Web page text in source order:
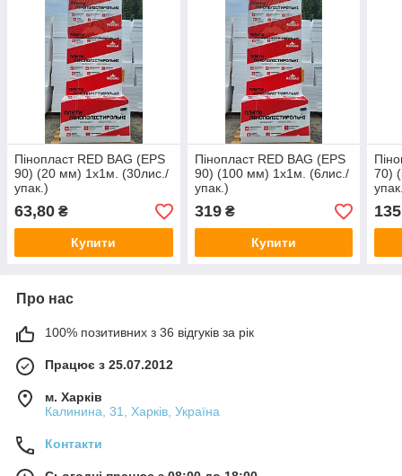
Пінопласт RED BAG (EPS
90) (20 мм) 1х1м. (30лис./
упак.)
63,80 ₴
Купити
Пінопласт RED BAG (EPS
90) (100 мм) 1х1м. (6лис./
упак.)
319₴
Купити
70)
Про нас
100% позитивних з 36 відгуків за рік
Працює з 25.07.2012
м. Харків
Калинина, 31, Харків, Україна
Контакти